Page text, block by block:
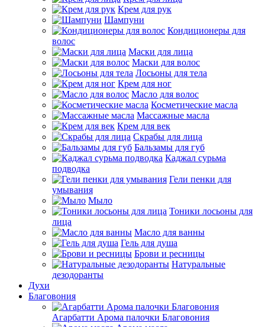
Крем для рук
Шампуни
Кондиционеры для
волос
Маски для лица
Маски для волос
Лосьоны для тела
Крем для ног
Масло для волос
Косметические масла
Массажные масла
Крем для век
Скрабы для лица
Бальзамы для губ
Каджал сурьма
подводка
Гели пенки для
умывания
Мыло
Тоники лосьоны для
лица
Масло для ванны
Гель для душа
Брови и ресницы
Натуральные
дезодоранты
Духи
Благовония
Агарбатти Арома палочки Благовония